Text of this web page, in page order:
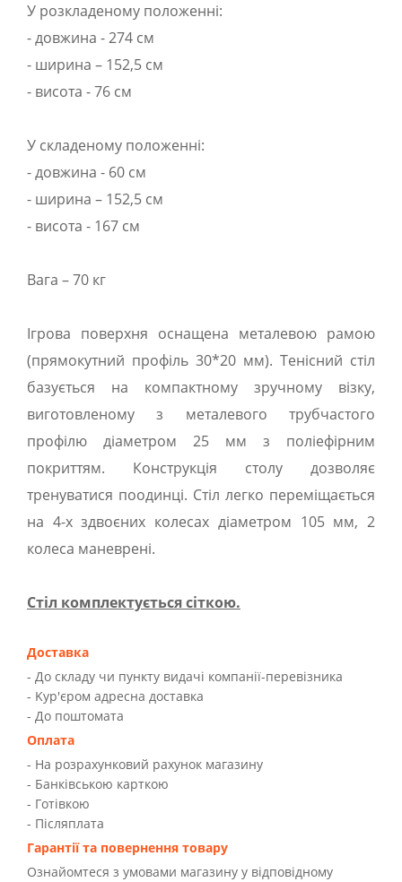
У розкладеному положенні:
- довжина - 274 см
- ширина – 152,5 см
- висота - 76 см
У складеному положенні:
- довжина - 60 см
- ширина – 152,5 см
- висота - 167 см
Вага – 70 кг
Ігрова поверхня оснащена металевою рамою
(прямокутний профіль 30*20 мм). Тенісний стіл
базується на компактному зручному візку,
виготовленому з металевого трубчастого
профілю діаметром 25 мм з поліефірним
покриттям. Конструкція столу дозволяє
тренуватися поодинці. Стіл легко переміщається
на 4-х здвоєних колесах діаметром 105 мм, 2
колеса маневрені.
Стіл комплектується сіткою.
Доставка
- До складу чи пункту видачі компанії-перевізника
- Kур'єром адресна доставка
- До поштомата
Оплата
- На розрахунковий рахунок магазину
- Банківською карткою
- Готівкою
- Післяплата
Гарантії та повернення товару
Ознайомтеся з умовами магазину у відповідному